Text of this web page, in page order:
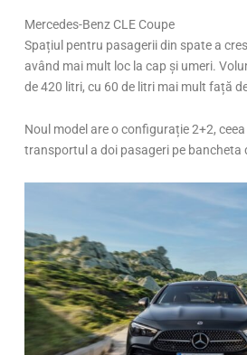
Mercedes-Benz CLE Coupe
Spațiul pentru pasagerii din spate a
având mai mult loc la cap și umeri.
de 420 litri, cu 60 de litri mai mult față
Noul model are o configurație 2+2,
transportul a doi pasageri pe bancheta